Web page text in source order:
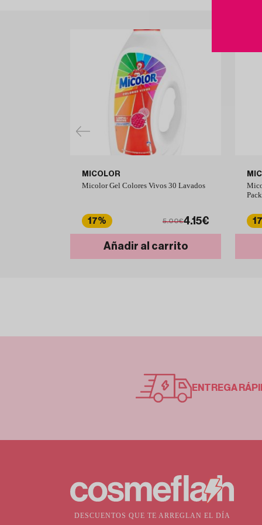
MICOLOR
Micolor Gel Colores Vivos 30 Lavados
17% 5.00€4.15€
Añadir al carrito
ENTREGA
DESCUENTOS QUE TE ARREGLAN EL DÍA